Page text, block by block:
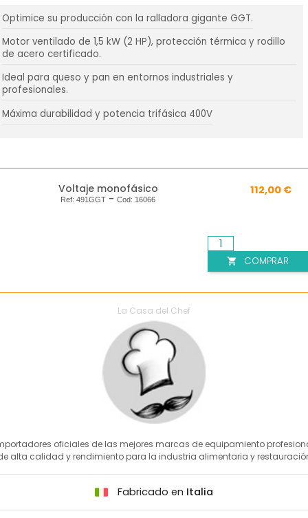
Optimice su producción con la ralladora gigante GGT.
Motor ventilado de 1,5 kW (2 HP), protección térmica y rodillo
de acero certificado.
Ideal para queso y pan en entornos industriales y
profesionales.
Máxima durabilidad y potencia trifásica 400V
La Casa del Chef
oficiales de las mejores marcas de equipamiento
alta calidad y rendimiento para la industria alimentaria y
Fabricado en Italia
Voltaje monofásico
Ref: 491GGT - Cod: 16066
112,00 €
 COMPRAR